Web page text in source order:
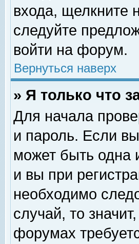
входа, щелкните
следуйте
войти на форум.
Вернуться наверх
» Я только что
Для начала
и пароль. Если
может быть одна
и вы при
необходимо
случай, то
форумах